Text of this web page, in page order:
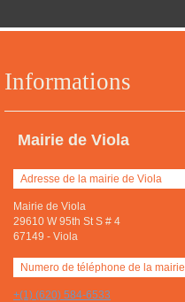
Informations
Mairie de Viola
Adresse de la mairie de Viola
Mairie de Viola
29610 W 95th St S # 4
67149 - Viola
Numero de téléphone de la mairie
+(1) (620) 584-6533